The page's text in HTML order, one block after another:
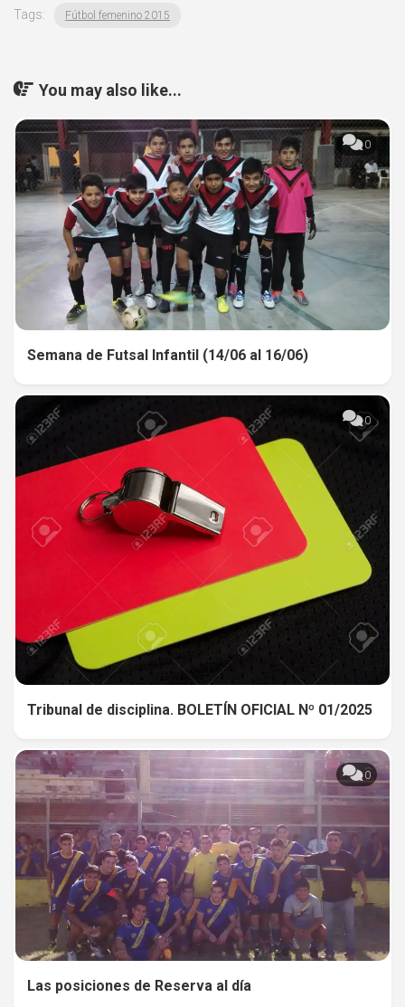
Tags: Fútbol femenino 2015
You may also like...
0
Semana de Futsal Infantil (14/06 al 16/06)
0
Tribunal de disciplina. BOLETÍN OFICIAL Nº 01/2025
0
Las posiciones de Reserva al día